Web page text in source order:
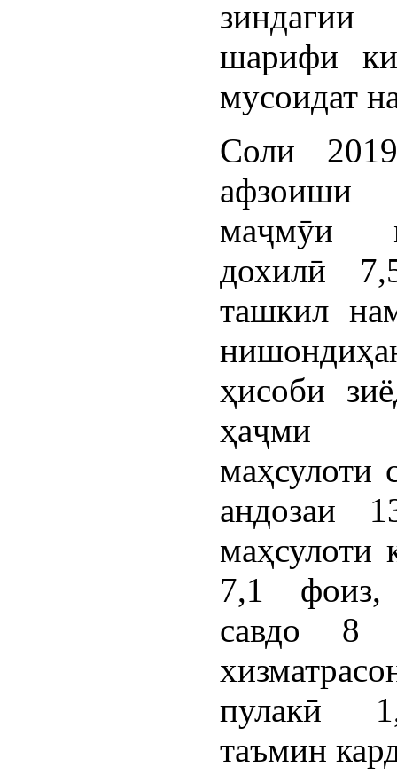
шарифи
мусоидат
Соли
маҷмӯи
дохилӣ
ташкил
ҳисоби
ҳаҷми
маҳсулоти
андозаи
маҳсулоти
7,1 фоиз,
савдо 8
пулакӣ
таъмин